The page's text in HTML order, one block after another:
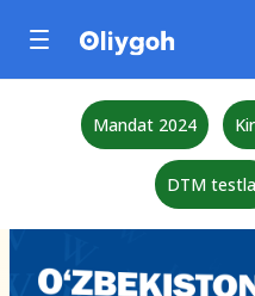
Mandat 2024
DTM